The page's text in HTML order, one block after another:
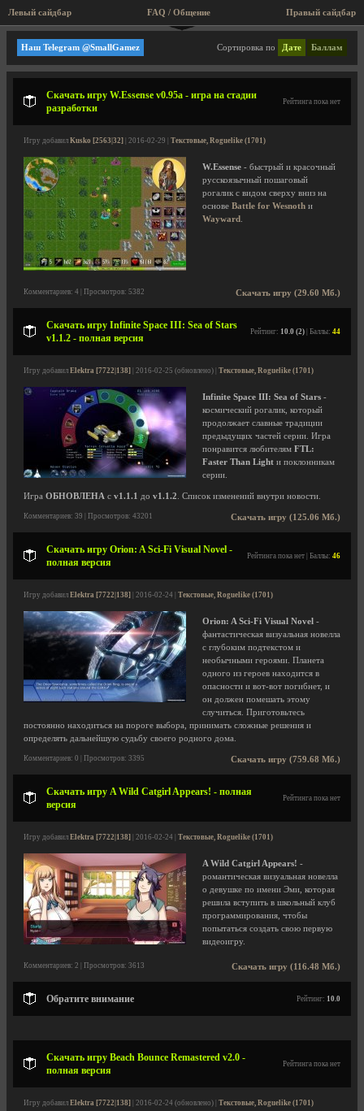
Левый сайдбар Правый сайдбар
FAQ / Общение
Текстовые, Roguelike
Сортировка по Дате Баллам
Наш Telegram @SmallGamez
Скачать игру W.Essense v0.95a - игра на стадии
разработки
Рейтинга пока нет
Игру добавил Kusko [2563|32] | 2016-02-29 | Текстовые, Roguelike (1701)
W.Essense - быстрый и красочный
русскоязычный пошаговый
рогалик с видом сверху вниз на
основе Battle for Wesnoth и
Wayward
Скачать игру (29.60 Мб.)
Комментариев: 4 | Просмотров: 5382
Скачать игру Infinite Space III: Sea of Stars
v1.1.2 - полная версия
Рейтинг: 10.0 (2) | Баллы: 44
Игру добавил Elektra [7722|138] | 2016-02-25 (обновлено) | Текстовые, Roguelike (1701)
Infinite Space III: Sea of Stars -
космический рогалик, который
продолжает славные традиции
предыдущих частей серии. Игра
понравится любителям FTL:
Faster Than Light и поклонникам
серии.
Игра ОБНОВЛЕНА с v1.1.1 до v1.1.2 . Список изменений внутри новости.
Скачать игру (125.06 Мб.)
Комментариев: 39 | Просмотров: 43201
Скачать игру Orion: A Sci-Fi Visual Novel -
полная версия
Рейтинга пока нет | Баллы: 46
Игру добавил Elektra [7722|138] | 2016-02-24 | Текстовые, Roguelike (1701)
Orion: A Sci-Fi Visual Novel -
фантастическая визуальная новелла
с глубоким подтекстом и
необычными героями. Планета
одного из героев находится в
опасности и вот-вот погибнет, и
он должен помешать этому
случиться. Приготовьтесь
постоянно находиться на пороге выбора, принимать сложные решения и
определять дальнейшую судьбу своего родного дома.
Скачать игру (759.68 Мб.)
Комментариев: 0 | Просмотров: 3395
Скачать игру A Wild Catgirl Appears! - полная
версия
Рейтинга пока нет
Игру добавил Elektra [7722|138] | 2016-02-24 | Текстовые, Roguelike (1701)
A Wild Catgirl Appears! -
романтическая визуальная новелла
о девушке по имени Эми, которая
решила вступить в школьный клуб
программирования, чтобы
попытаться создать свою первую
видеоигру.
Скачать игру (116.48 Мб.)
Комментариев: 2 | Просмотров: 3613
Обратите внимание Рейтинг: 10.0
Скачать игру Beach Bounce Remastered v2.0 -
полная версия
Рейтинга пока нет
Игру добавил Elektra [7722|138] | 2016-02-24 (обновлено) | Текстовые, Roguelike (1701)